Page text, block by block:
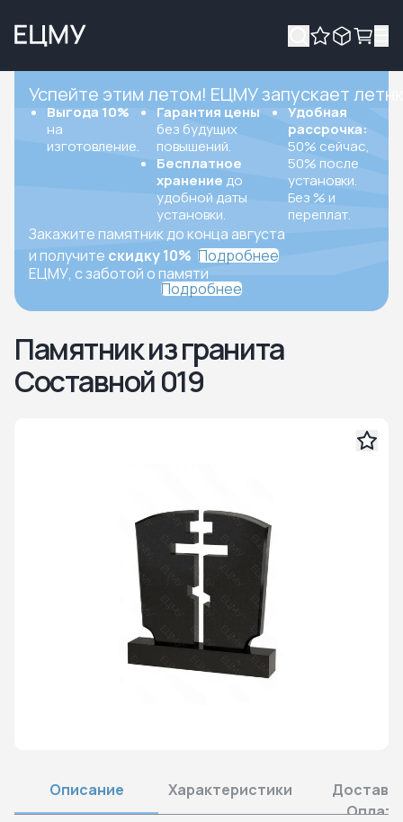
Успейте этим летом! ЕЦМУ запускает
Выгода 10%
на
изготовление.
Гарантия цены
без будущих
повышений.
Бесплатное
хранение до
удобной даты
установки.
Удобная
рассрочка:
50% сейчас,
50% после
установки.
Без % и
переплат.
Закажите памятник до конца августа
и получите скидку 10% Подробнее
ЕЦМУ, с заботой о памяти
Подробнее
Памятник из гранита
Составной 019
Описание Характеристики
Оплата